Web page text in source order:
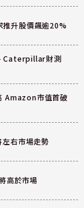
升股價飆逾20%
Caterpillar財測
Amazon市值首破
右市場走勢
高於市場